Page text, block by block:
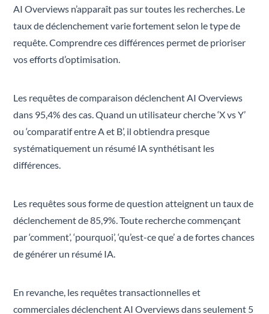
AI Overviews n’apparaît pas sur toutes les recherches. Le
taux de déclenchement varie fortement selon le type de
requête. Comprendre ces différences permet de prioriser
vos efforts d’optimisation.
Les requêtes de comparaison déclenchent AI Overviews
dans 95,4% des cas. Quand un utilisateur cherche ‘X vs Y’
ou ‘comparatif entre A et B’, il obtiendra presque
systématiquement un résumé IA synthétisant les
différences.
Les requêtes sous forme de question atteignent un taux de
déclenchement de 85,9%. Toute recherche commençant
par ‘comment’, ‘pourquoi’, ‘qu’est-ce que’ a de fortes chances
de générer un résumé IA.
En revanche, les requêtes transactionnelles et
commerciales déclenchent AI Overviews dans seulement 5